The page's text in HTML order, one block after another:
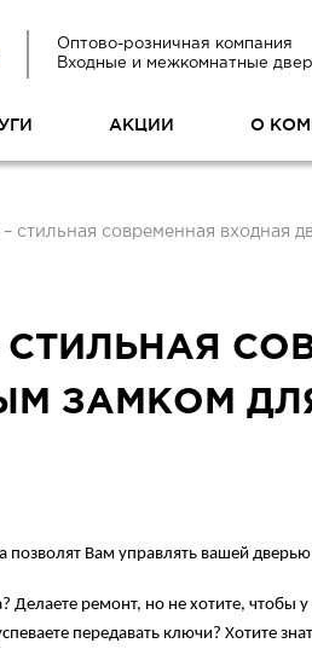
Оптово-розничная компания
Входные и межкомнатные
АКЦИИ О
– стильная современная входная
– СТИЛЬНАЯ
ЗАМКОМ
позволят Вам управлять вашей
Делаете ремонт, но не хотите, чтобы
передавать ключи? Хотите